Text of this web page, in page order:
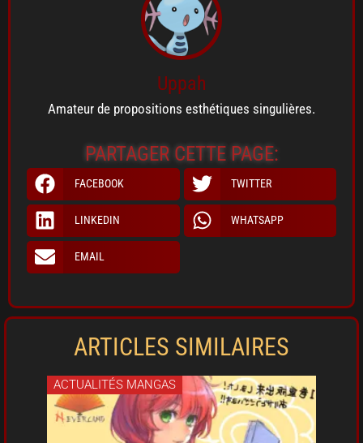
Uppah
Amateur de propositions esthétiques singulières.
PARTAGER CETTE PAGE:
FACEBOOK TWITTER
LINKEDIN WHATSAPP
EMAIL
ARTICLES SIMILAIRES
ACTUALITÉS MANGAS